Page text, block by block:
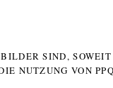
SIND,
NUTZUNG VON